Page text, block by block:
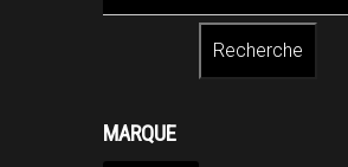
Recherche
MARQUE